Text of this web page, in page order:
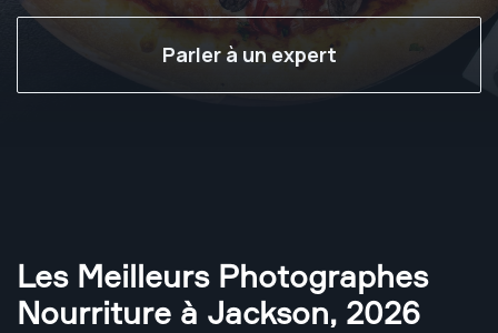
Parler à un expert
Les Meilleurs Photographes
Nourriture à Jackson, 2026